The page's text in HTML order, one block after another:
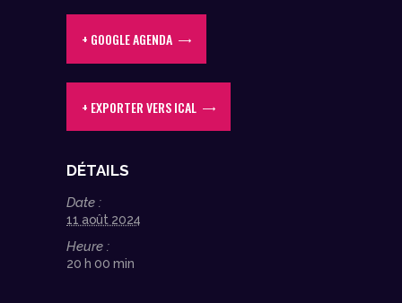
+ GOOGLE AGENDA
+ EXPORTER VERS ICAL
DÉTAILS
Date :
11 août 2024
Heure :
20 h 00 min